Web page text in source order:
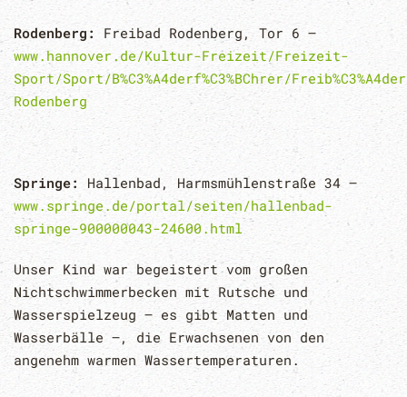
Rodenberg:
Freibad Rodenberg, Tor 6 –
www.hannover.de/Kultur-Freizeit/Freizeit-
Sport/Sport/B%C3%A4derf%C3%BChrer/
Rodenberg
Springe:
Hallenbad, Harmsmühlenstraße 34 –
www.springe.de/portal/seiten/hallenbad-
springe-900000043-24600.html
Unser Kind war begeistert vom großen
Nichtschwimmerbecken mit Rutsche und
Wasserspielzeug – es gibt Matten und
Wasserbälle –, die Erwachsenen von den
angenehm warmen Wassertemperaturen.